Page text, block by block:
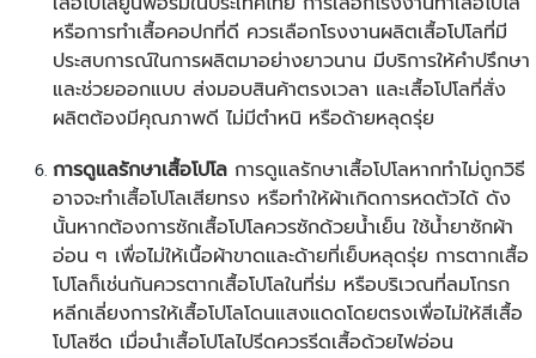
หรือการทำเสื้อคอปกที่ดี ควรเลือกโรงงานผลิตเสื้อโปโลที่มี
ประสบการณ์ในการผลิตมาอย่างยาวนาน มีบริการให้คำปรึกษา
และช่วยออกแบบ ส่งมอบสินค้าตรงเวลา และเสื้อโปโลที่สั่ง
ผลิตต้องมีคุณภาพดี ไม่มีตำหนิ หรือด้ายหลุดรุ่ย
การดูแลรักษาเสื้อโปโล การดูแลรักษาเสื้อโปโลหากทำไม่ถูกวิธี
อาจจะทำเสื้อโปโลเสียทรง หรือทำให้ผ้าเกิดการหดตัวได้ ดัง
นั้นหากต้องการซักเสื้อโปโลควรซักด้วยน้ำเย็น ใช้น้ำยาซักผ้า
อ่อน ๆ เพื่อไม่ให้เนื้อผ้าขาดและด้ายที่เย็บหลุดรุ่ย การตากเสื้อ
โปโลก็เช่นกันควรตากเสื้อโปโลในที่ร่ม หรือบริเวณที่ลมโกรก
หลีกเลี่ยงการให้เสื้อโปโลโดนแสงแดดโดยตรงเพื่อไม่ให้สีเสื้อ
โปโลซีด เมื่อนำเสื้อโปโลไปรีดควรรีดเสื้อด้วยไฟอ่อน